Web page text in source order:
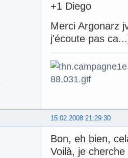
+1 Diego
Merci Argonarz
j'écoute pas
15.02.2008 21:29:30
Bon, eh bien,
Voilà, je